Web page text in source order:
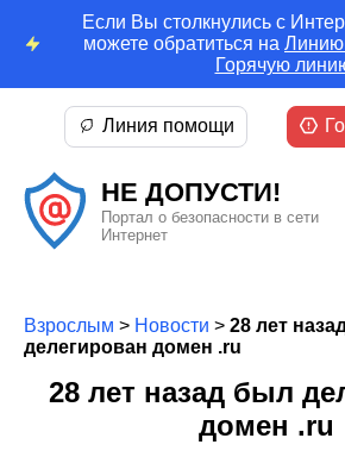
Если Вы столкнулись с
можете обратиться на
Горячую
НЕ ДОПУСТИ!
Портал о безопасности в сети
Интернет
Линия помощи
Взрослым > Новости > 28 лет
делегирован домен .ru
28 лет назад был
домен .ru